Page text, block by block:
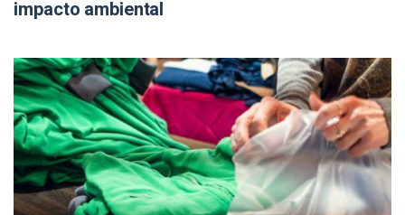
impacto ambiental